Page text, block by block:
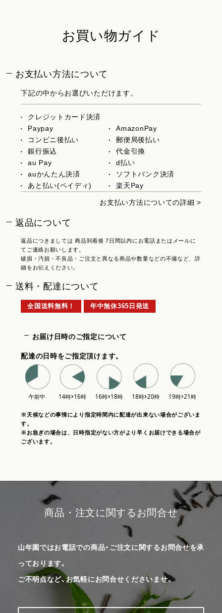
お買い物ガイド
お支払い方法について
下記の中からお選びいただけます。
クレジットカード決済
Paypay
AmazonPay
コンビニ後払い
郵便局後払い
銀行振込
代金引換
au Pay
d払い
auかんたん決済
ソフトバンク決済
あと払い(ペイディ)
楽天Pay
お支払い方法についての詳細 >
返品について
返品につきましては 商品到着後 7日間以内にお電話またはメールに
てご連絡お願いします。
破損・汚損・不良品・ご注文と異なる商品や数量などの不備など、詳
細をお伝えください。
送料・配達について
全国送料無料！ 年中無休365日発送
お届け日時のご指定について
配達の日時をご指定頂けます。
※天候などの事情により指定時間内に配達が出来ない場合がございま
す。
※お急ぎの場合は、日時指定がない方がより早くお届けできる場合が
ございます。
商品・注文に関するお問合せ
山年園ではお電話での商品・ご注文に関するお問合せを承
っております。
ご不明点など、お気軽にお問合せくださいませ。